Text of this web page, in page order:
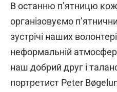
В останню п’ятницю
організовуємо
зустрічі наших
неформальній
наш добрий друг і
портретист Peter